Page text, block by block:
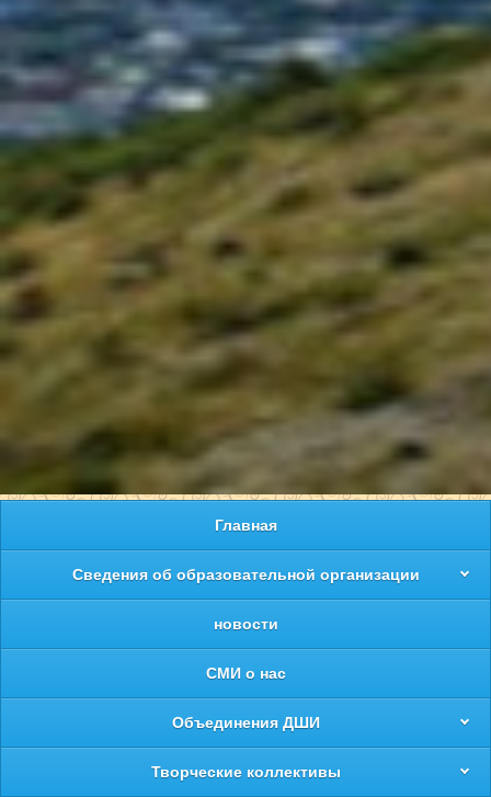
Главная
Сведения об образовательной организации
новости
СМИ о нас
Объединения ДШИ
Творческие коллективы